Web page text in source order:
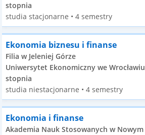
stopnia
studia stacjonarne • 4 semestry
Ekonomia biznesu i finanse
Filia w Jeleniej Górze
Uniwersytet Ekonomiczny we Wrocławiu
stopnia
studia niestacjonarne • 4 semestry
Ekonomia i finanse
Akademia Nauk Stosowanych w Nowym